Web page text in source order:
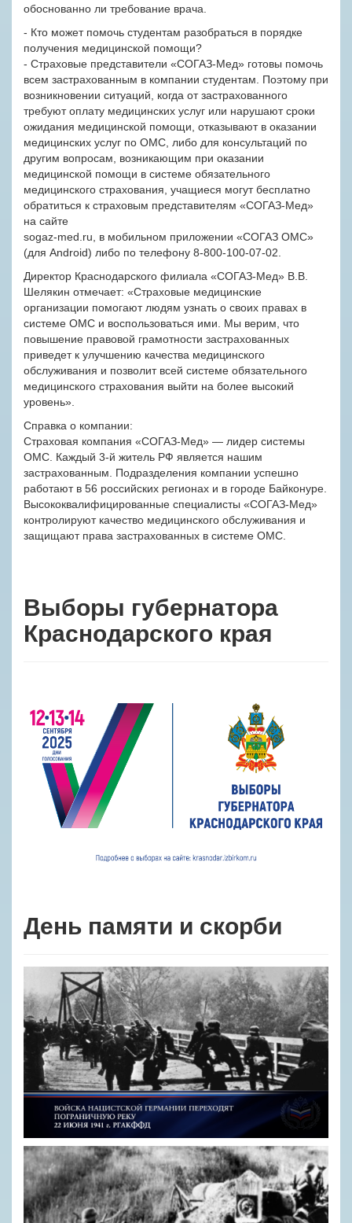
обоснованно ли требование врача.
- Кто может помочь студентам разобраться в порядке
получения медицинской помощи?
- Страховые представители «СОГАЗ-Мед» готовы помочь
всем застрахованным в компании студентам. Поэтому при
возникновении ситуаций, когда от застрахованного
требуют оплату медицинских услуг или нарушают сроки
ожидания медицинской помощи, отказывают в оказании
медицинских услуг по ОМС, либо для консультаций по
другим вопросам, возникающим при оказании
медицинской помощи в системе обязательного
медицинского страхования, учащиеся могут бесплатно
обратиться к страховым представителям «СОГАЗ-Мед»
на сайте
sogaz-med.ru, в мобильном приложении «СОГАЗ ОМС»
(для Android) либо по телефону 8-800-100-07-02.
Директор Краснодарского филиала «СОГАЗ-Мед» В.В.
Шелякин отмечает: «Страховые медицинские
организации помогают людям узнать о своих правах в
системе ОМС и воспользоваться ими. Мы верим, что
повышение правовой грамотности застрахованных
приведет к улучшению качества медицинского
обслуживания и позволит всей системе обязательного
медицинского страхования выйти на более высокий
уровень».
Справка о компании:
Страховая компания «СОГАЗ-Мед» — лидер системы
ОМС. Каждый 3-й житель РФ является нашим
застрахованным. Подразделения компании успешно
работают в 56 российских регионах и в городе Байконуре.
Высококвалифицированные специалисты «СОГАЗ-Мед»
контролируют качество медицинского обслуживания и
защищают права застрахованных в системе ОМС.
Выборы губернатора
Краснодарского края
День памяти и скорби